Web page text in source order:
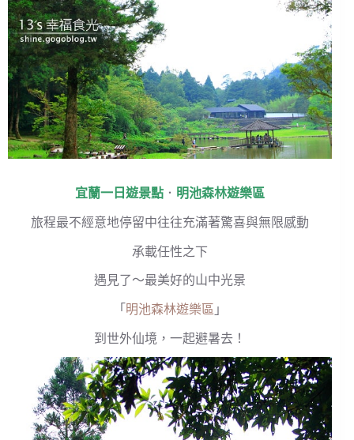
宜蘭一日遊景點 ． 明池森林遊樂區
旅程最不經意地停留中往往充滿著驚喜與無限感動
承載任性之下
遇見了～最美好的山中光景
「 明池森林遊樂區 」
到世外仙境，一起避暑去！